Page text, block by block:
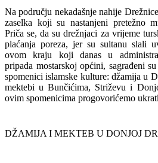
Na području nekadašnje nahije
zaselka koji su nastanjeni pretežno
Priča se, da su drežnjaci za vrijeme
plaćanja poreza, jer su sultanu slali
ovom kraju koji danas u
pripada mostarskoj općini, sagrađeni
spomenici islamske kulture: džamija u
mektebi u Bunčićima, Striževu i
ovim spomenicima progovorićemo
DŽAMIJA I MEKTEB U DONJOJ